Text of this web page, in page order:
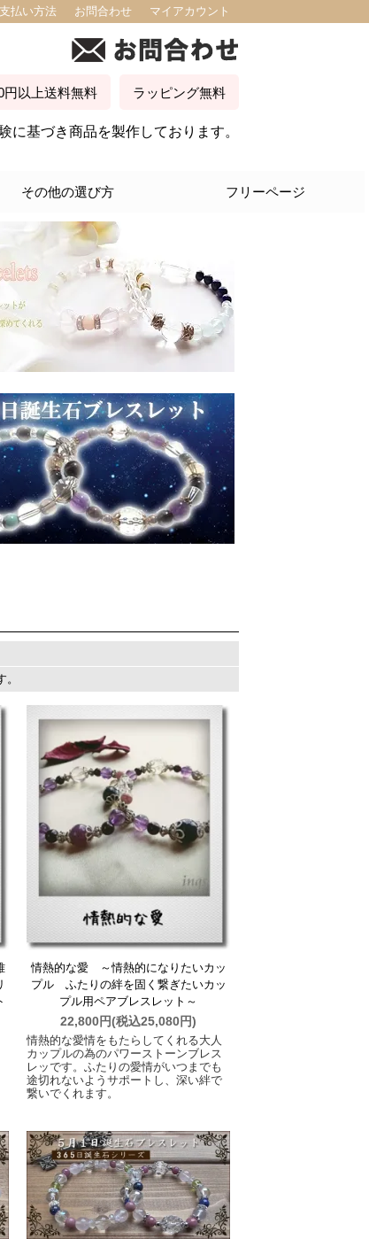
マイアカウント
お問合わせ
払い方法
ラッピング無料
円以上送料無料
に基づき商品を製作しております。
クスアピール
性 カリスマ性
ュニケーション能力
その他の選び方 フリーページ
情熱的な愛 ～情熱的になりたいカッ
プル ふたりの絆を固く繋ぎたいカッ
プル用ペアブレスレット～
22,800円(税込25,080円)
情熱的な愛情をもたらしてくれる大人
カップルの為のパワーストーンブレス
レッです。ふたりの愛情がいつまでも
途切れないようサポートし、深い絆で
繋いでくれます。